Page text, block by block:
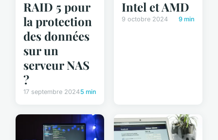
RAID 5 pour
la protection
des données
sur un
serveur NAS
?
17 septembre 20245 min
Intel et AMD
9 octobre 2024 9 min